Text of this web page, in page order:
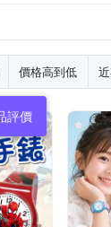
價格高到低
評價